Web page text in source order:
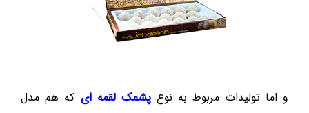
و اما تولیدات مربوط به نوعپشمک لقمه ای که هم مدل